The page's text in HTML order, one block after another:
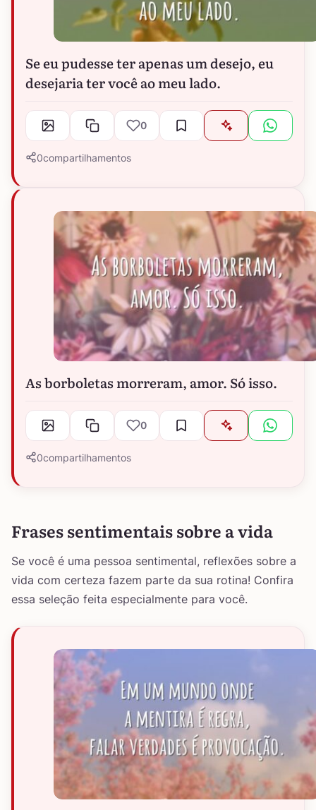
Se eu pudesse ter apenas um desejo, eu
desejaria ter você ao meu lado.
0
0compartilhamentos
As borboletas morreram, amor. Só isso.
0
0compartilhamentos
Frases sentimentais sobre a vida
Se você é uma pessoa sentimental, reflexões sobre a
vida com certeza fazem parte da sua rotina! Confira
essa seleção feita especialmente para você.